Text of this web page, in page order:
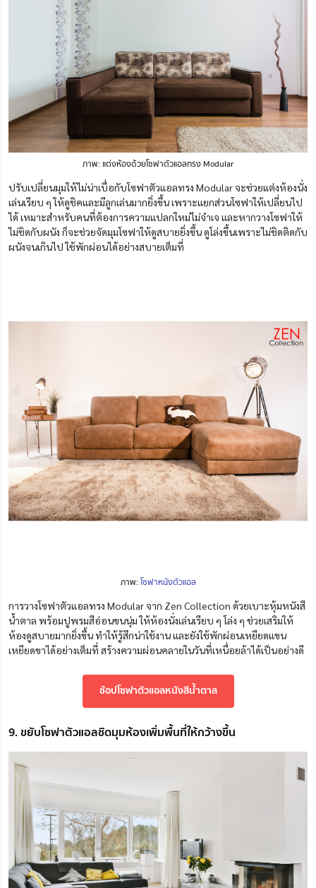
ภาพ: แต่งห้องด้วยโซฟาตัวแอลทรง Modular
ปรับเปลี่ยนมุมให้ไม่น่าเบื่อกับโซฟาตัวแอลทรง Modular จะช่วยแต่งห้องนั่ง
เล่นเรียบ ๆ ให้ดูชิคและมีลูกเล่นมากยิ่งขึ้น เพราะแยกส่วนโซฟาให้เปลี่ยนไป
ได้ เหมาะสำหรับคนที่ต้องการความแปลกใหม่ไม่จำเจ และหากวางโซฟาให้
ไม่ชิดกับผนัง ก็จะช่วยจัดมุมโซฟาให้ดูสบายยิ่งขึ้น ดูโล่งขึ้นเพราะไม่ชิดติดกับ
ผนังจนเกินไป ใช้พักผ่อนได้อย่างสบายเต็มที่
ภาพ:โซฟาหนังตัวแอล
การวางโซฟาตัวแอลทรง Modular จาก Zen Collection ด้วยเบาะหุ้มหนังสี
น้ำตาล พร้อมปูพรมสีอ่อนขนนุ่ม ให้ห้องนั่งเล่นเรียบ ๆ โล่ง ๆ ช่วยเสริมให้
ห้องดูสบายมากยิ่งขึ้น ทำให้รู้สึกน่าใช้งาน และยังใช้พักผ่อนเหยียดแขน
เหยียดขาได้อย่างเต็มที่ สร้างความผ่อนคลายในวันที่เหนื่อยล้าได้เป็นอย่างดี
ช้อปโซฟาตัวแอลหนังสีน้ำตาล
9. ขยับโซฟาตัวแอลชิดมุมห้องเพิ่มพื้นที่ให้กว้างขึ้น